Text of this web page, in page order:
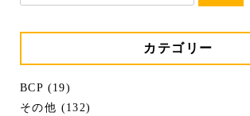
カテゴリー
BCP (19)
その他 (132)